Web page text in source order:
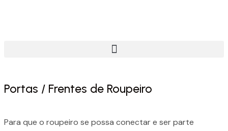
Portas / Frentes de Roupeiro
Para que o roupeiro se possa conectar e ser parte